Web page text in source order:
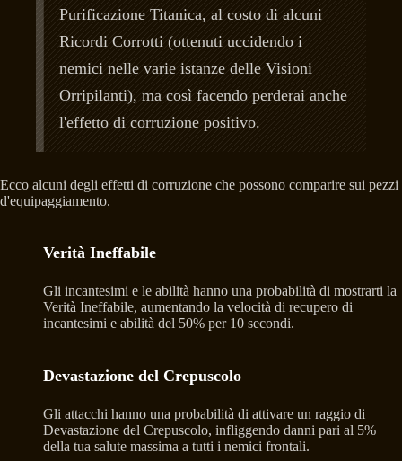
Purificazione Titanica, al costo di alcuni
Ricordi Corrotti (ottenuti uccidendo i
nemici nelle varie istanze delle Visioni
Orripilanti), ma così facendo perderai anche
l'effetto di corruzione positivo.
Ecco alcuni degli effetti di corruzione che possono comparire sui pezzi
d'equipaggiamento.
Verità Ineffabile
Gli incantesimi e le abilità hanno una probabilità di mostrarti la
Verità Ineffabile, aumentando la velocità di recupero di
incantesimi e abilità del 50% per 10 secondi.
Devastazione del Crepuscolo
Gli attacchi hanno una probabilità di attivare un raggio di
Devastazione del Crepuscolo, infliggendo danni pari al 5%
della tua salute massima a tutti i nemici frontali.